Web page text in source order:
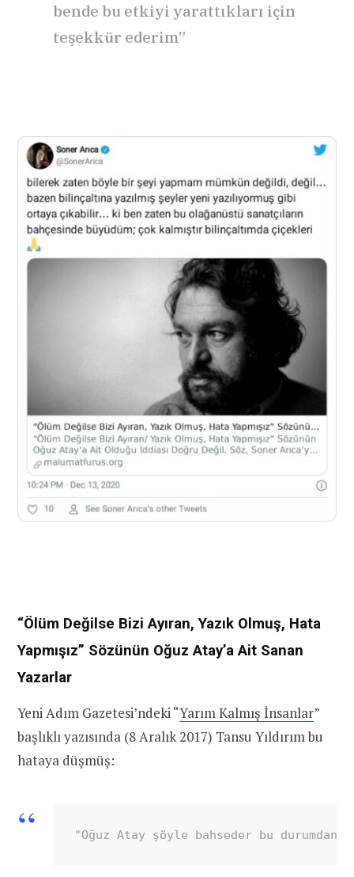
bende bu etkiyi yarattıkları için
teşekkür ederim”
“Ölüm Değilse Bizi Ayıran, Yazık Olmuş, Hata
Yapmışız” Sözünün Oğuz Atay’a Ait Sanan
Yazarlar
Yeni Adım Gazetesi’ndeki “Yarım Kalmış İnsanlar”
başlıklı yazısında (8 Aralık 2017) Tansu Yıldırım bu
hataya düşmüş:
"Oğuz Atay şöyle bahseder bu